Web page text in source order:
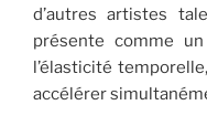
d’autres artistes
présente comme
l’élasticité
accélérer